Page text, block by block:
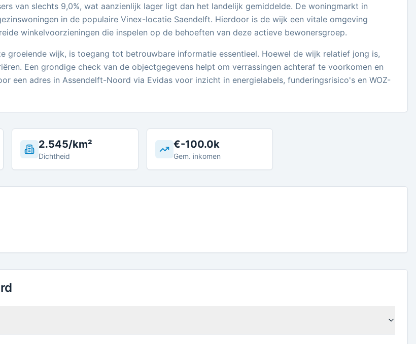
van slechts 9,0%, wat aanzienlijk lager ligt dan het landelijk gemiddelde. De woningmarkt in
in de populaire Vinex-locatie Saendelft. Hierdoor is de wijk een vitale omgeving
winkelvoorzieningen die inspelen op de behoeften van deze actieve bewonersgroep.
wijk, is toegang tot betrouwbare informatie essentieel. Hoewel de wijk relatief jong is,
Een grondige check van de objectgegevens helpt om verrassingen achteraf te voorkomen en
een adres in Assendelft-Noord via Evidas voor inzicht in energielabels, funderingsrisico's en WOZ-
2.545/km²
Dichtheid
€-100.0k
Gem. inkomen